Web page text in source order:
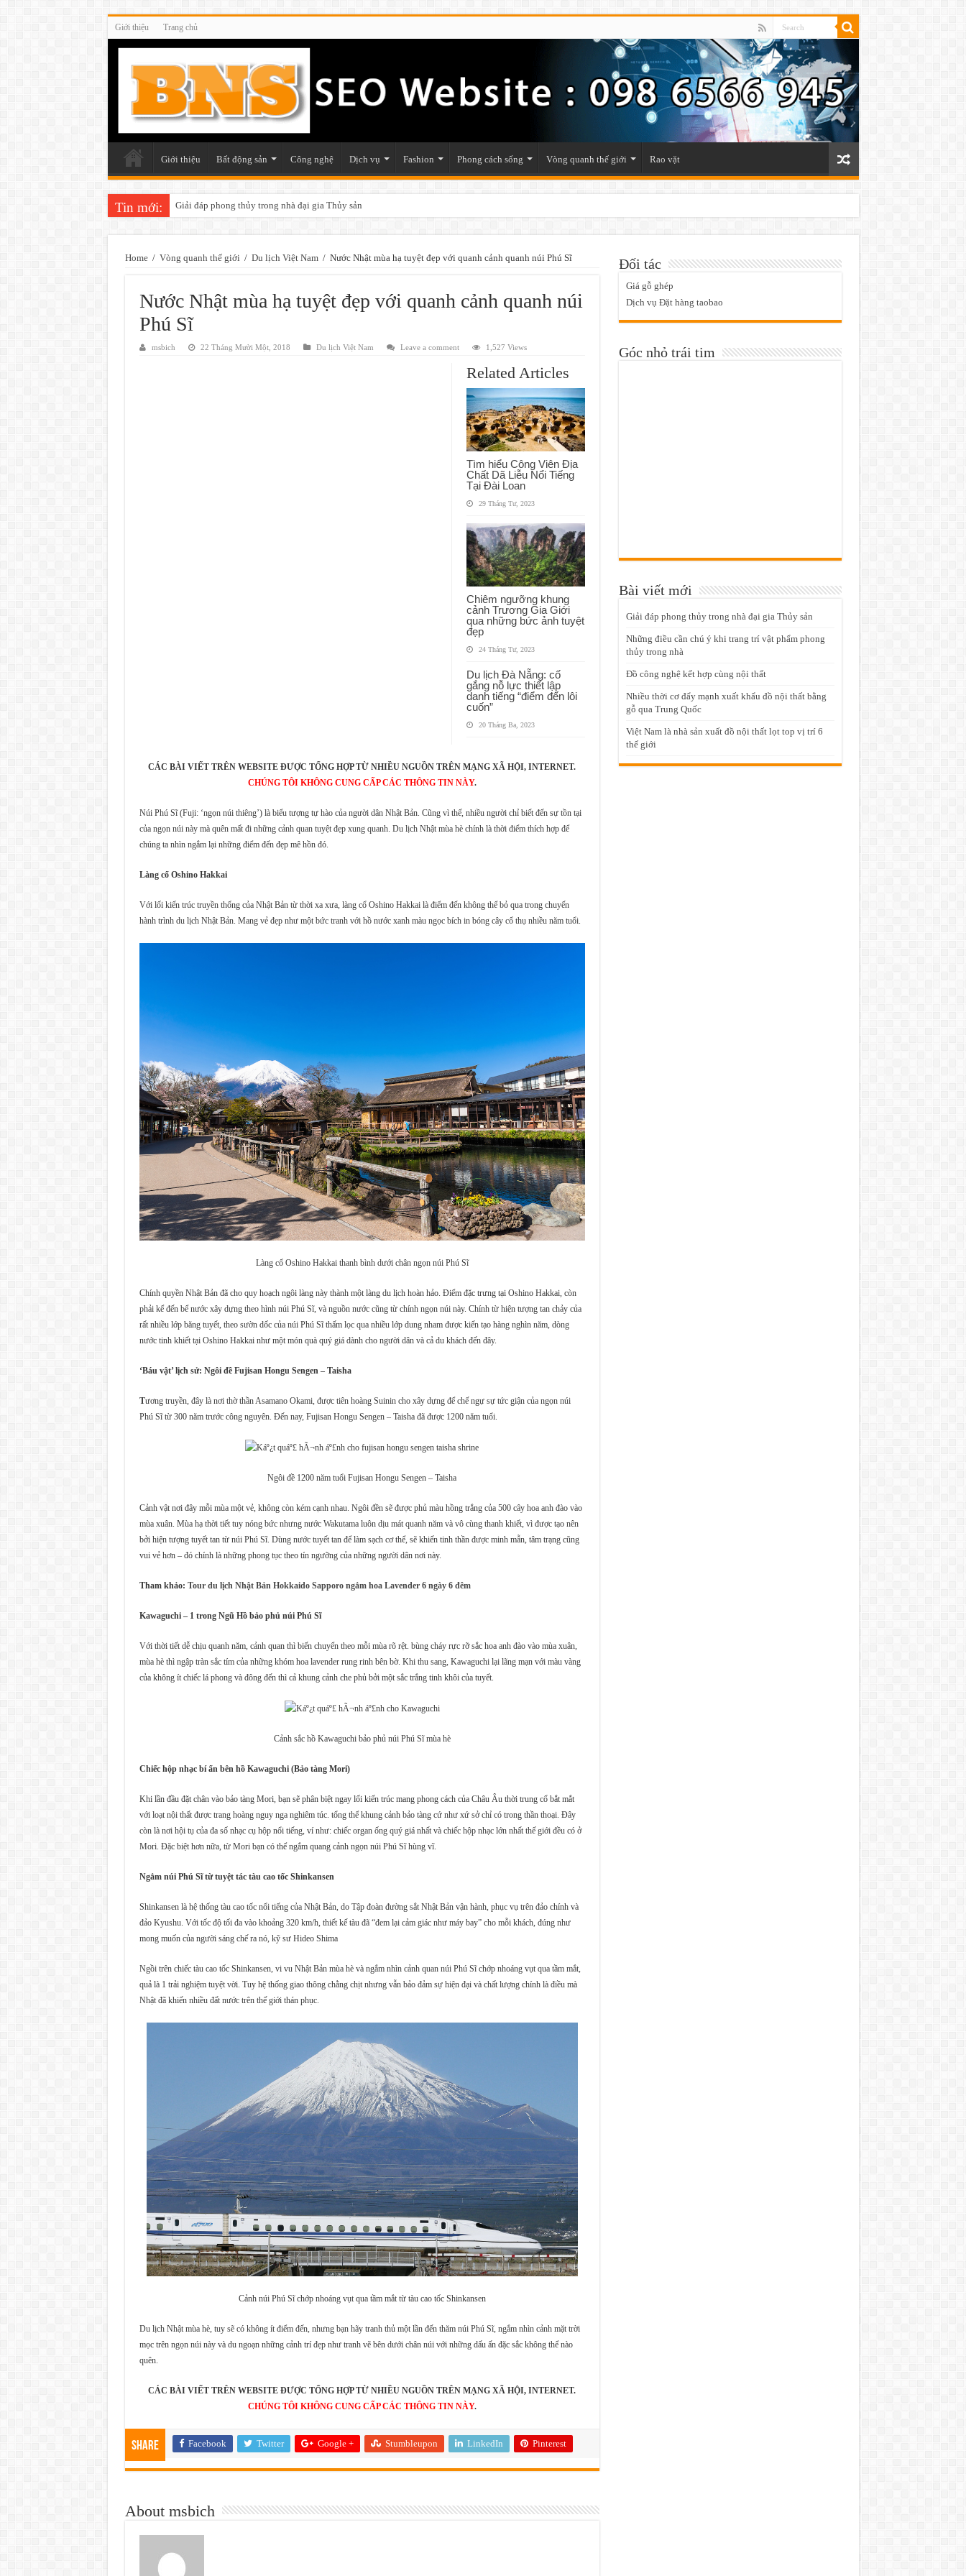
Giới thiệu Trang chủ
Giới thiệu Bất động sản Công nghệ Dịch vụ Fashion Phong cách sống Vòng quanh thế giới Rao vặt
Tin mới: Những điều cần chú ý khi trang trí vật phẩm phong thủy trong nhà
Home / Vòng quanh thế giới / Du lịch Việt Nam / Nước Nhật mùa hạ tuyệt đẹp với quanh cảnh quanh núi Phú Sĩ
Nước Nhật mùa hạ tuyệt đẹp với quanh cảnh quanh núi
Phú Sĩ
msbich 22 Tháng Mười Một, 2018 Du lịch Việt Nam Leave a comment 1,527 Views
Related Articles
Tìm hiểu Công Viên Địa
Chất Dã Liễu Nổi Tiếng
Tại Đài Loan
29 Tháng Tư, 2023
Chiêm ngưỡng khung
cảnh Trương Gia Giới
qua những bức ảnh tuyệt
đẹp
24 Tháng Tư, 2023
Du lịch Đà Nẵng: cố
gắng nỗ lực thiết lập
danh tiếng “điểm đến lôi
cuốn”
20 Tháng Ba, 2023
CÁC BÀI VIẾT TRÊN WEBSITE ĐƯỢC TỔNG HỢP TỪ NHIỀU NGUỒN TRÊN MẠNG XÃ HỘI, INTERNET.
CHÚNG TÔI KHÔNG CUNG CẤP CÁC THÔNG TIN NÀY.
Núi Phú Sĩ (Fuji: ‘ngọn núi thiêng’) là biểu tượng tự hào của người dân Nhật Bản. Cũng vì thế, nhiều người chỉ biết đến sự tồn tại
của ngọn núi này mà quên mất đi những cảnh quan tuyệt đẹp xung quanh. Du lịch Nhật mùa hè chính là thời điểm thích hợp để
chúng ta nhìn ngắm lại những điểm đến đẹp mê hồn đó.
Làng cổ Oshino Hakkai
Với lối kiến trúc truyền thống của Nhật Bản từ thời xa xưa, làng cổ Oshino Hakkai là điểm đến không thể bỏ qua trong chuyến
hành trình du lịch Nhật Bản. Mang vẻ đẹp như một bức tranh với hồ nước xanh màu ngọc bích in bóng cây cổ thụ nhiều năm tuổi.
Làng cổ Oshino Hakkai thanh bình dưới chân ngọn núi Phú Sĩ
Chính quyền Nhật Bản đã cho quy hoạch ngôi làng này thành một làng du lịch hoàn hảo. Điểm đặc trưng tại Oshino Hakkai, còn
phải kể đến bể nước xây dựng theo hình núi Phú Sĩ, và nguồn nước cũng từ chính ngọn núi này. Chính từ hiện tượng tan chảy của
rất nhiều lớp băng tuyết, theo sườn dốc của núi Phú Sĩ thấm lọc qua nhiều lớp dung nham được kiến tạo hàng nghìn năm, dòng
nước tinh khiết tại Oshino Hakkai như một món quà quý giá dành cho người dân và cả du khách đến đây.
‘Báu vật’ lịch sử: Ngôi đề Fujisan Hongu Sengen – Taisha
Tương truyền, đây là nơi thờ thần Asamano Okami, được tiên hoàng Suinin cho xây dựng để chế ngự sự tức giận của ngọn núi
Phú Sĩ từ 300 năm trước công nguyên. Đến nay, Fujisan Hongu Sengen – Taisha đã được 1200 năm tuổi.
Ngôi đề 1200 năm tuổi Fujisan Hongu Sengen – Taisha
Cảnh vật nơi đây mỗi mùa một vẻ, không còn kém cạnh nhau. Ngôi đền sẽ được phủ màu hồng trắng của 500 cây hoa anh đào vào
mùa xuân. Mùa hạ thời tiết tuy nóng bức nhưng nước Wakutama luôn dịu mát quanh năm và vô cùng thanh khiết, vì được tạo nên
bởi hiện tượng tuyết tan từ núi Phú Sĩ. Dùng nước tuyết tan để làm sạch cơ thể, sẽ khiến tinh thần được minh mẫn, tâm trạng cũng
vui vẻ hơn – đó chính là những phong tục theo tín ngưỡng của những người dân nơi này.
Tham khảo: Tour du lịch Nhật Bản Hokkaido Sapporo ngắm hoa Lavender 6 ngày 6 đêm
Kawaguchi – 1 trong Ngũ Hồ bảo phủ núi Phú Sĩ
Với thời tiết dễ chịu quanh năm, cảnh quan thì biến chuyển theo mỗi mùa rõ rệt. bùng cháy rực rỡ sắc hoa anh đào vào mùa xuân,
mùa hè thì ngập tràn sắc tím của những khóm hoa lavender rung rinh bên bờ. Khi thu sang, Kawaguchi lại lãng mạn với màu vàng
của không ít chiếc lá phong và đông đến thì cả khung cảnh che phủ bởi một sắc trắng tinh khôi của tuyết.
Cảnh sắc hồ Kawaguchi bảo phủ núi Phú Sĩ mùa hè
Chiếc hộp nhạc bí ẩn bên hồ Kawaguchi (Bảo tàng Mori)
Khi lần đầu đặt chân vào bảo tàng Mori, bạn sẽ phân biệt ngay lối kiến trúc mang phong cách của Châu Âu thời trung cổ bắt mắt
với loạt nội thất được trang hoàng nguy nga nghiêm túc. tổng thể khung cảnh bảo tàng cứ như xứ sở chỉ có trong thần thoại. Đây
còn là nơi hội tụ của đa số nhạc cụ hộp nổi tiếng, ví như: chiếc organ ống quý giá nhất và chiếc hộp nhạc lớn nhất thế giới đều có ở
Mori. Đặc biệt hơn nữa, từ Mori bạn có thể ngắm quang cảnh ngọn núi Phú Sĩ hùng vĩ.
Ngắm núi Phú Sĩ từ tuyệt tác tàu cao tốc Shinkansen
Shinkansen là hệ thống tàu cao tốc nổi tiếng của Nhật Bản, do Tập đoàn đường sắt Nhật Bản vận hành, phục vụ trên đảo chính và
đảo Kyushu. Với tốc độ tối đa vào khoảng 320 km/h, thiết kế tàu đã “đem lại cảm giác như máy bay” cho mỗi khách, đúng như
mong muốn của người sáng chế ra nó, kỹ sư Hideo Shima
Ngồi trên chiếc tàu cao tốc Shinkansen, vi vu Nhật Bản mùa hè và ngắm nhìn cảnh quan núi Phú Sĩ chớp nhoáng vụt qua tầm mắt,
quả là 1 trải nghiệm tuyệt vời. Tuy hệ thống giao thông chằng chịt nhưng vẫn bảo đảm sự hiện đại và chất lượng chính là điều mà
Nhật đã khiến nhiều đất nước trên thế giới thán phục.
Cảnh núi Phú Sĩ chớp nhoáng vụt qua tầm mắt từ tàu cao tốc Shinkansen
Du lịch Nhật mùa hè, tuy sẽ có không ít điểm đến, nhưng bạn hãy tranh thủ một lần đến thăm núi Phú Sĩ, ngắm nhìn cảnh mặt trời
mọc trên ngọn núi này và du ngoạn những cảnh trí đẹp như tranh vẽ bên dưới chân núi với những dấu ấn đặc sắc không thể nào
quên.
CÁC BÀI VIẾT TRÊN WEBSITE ĐƯỢC TỔNG HỢP TỪ NHIỀU NGUỒN TRÊN MẠNG XÃ HỘI, INTERNET.
CHÚNG TÔI KHÔNG CUNG CẤP CÁC THÔNG TIN NÀY.
Share Facebook Twitter Google + Stumbleupon LinkedIn Pinterest
About msbich
Đối tác
Giá gỗ ghép
Dịch vụ Đặt hàng taobao
Góc nhỏ trái tim
Bài viết mới
Giải đáp phong thủy trong nhà đại gia Thủy sản
Những điều cần chú ý khi trang trí vật phẩm phong
thủy trong nhà
Đồ công nghệ kết hợp cùng nội thất
Nhiều thời cơ đẩy mạnh xuất khẩu đồ nội thất bằng
gỗ qua Trung Quốc
Việt Nam là nhà sản xuất đồ nội thất lọt top vị trí 6
thế giới